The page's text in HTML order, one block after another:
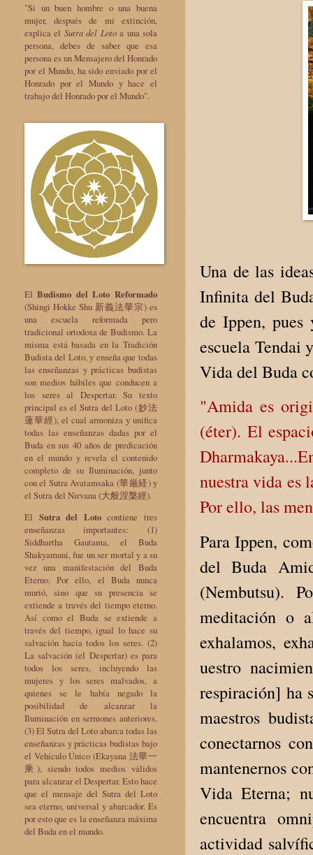
Una de las
Infinita del
de Ippen, pues
escuela Tendai
Vida del Buda
"Amida es
(éter). El
nuestra vida es
Por ello, las
Para Ippen,
del Buda
(Nembutsu).
meditación o
exhalamos,
uestro
respiración] ha
maestros
conectarnos
mantenernos
Vida Eterna;
encuentra
actividad
"Si un buen hombre o una buena
mujer, después de mi extinción,
explica el Sutra del Lotoa una sola
persona, debes de saber que esa
persona es un Mensajero del Honrado
por el Mundo, ha sido enviado por el
Honrado por el Mundo y hace el
trabajo del Honrado por el Mundo".
ElBudismo del Loto Reformado
(Shingi Hokke Shu 新義法華宗) es
una escuela reformada pero
tradicional ortodoxa de Budismo. La
misma está basada en la Tradición
Budista del Loto, y enseña que todas
las enseñanzas y prácticas budistas
son medios hábiles que conducen a
los seres al Despertar. Su texto
principal es el Sutra del Loto (妙法
蓮華經), el cual armoniza y unifica
todas las enseñanzas dadas por el
Buda en sus 40 años de predicación
en el mundo y revela el contenido
completo de su Iluminación, junto
con el Sutra Avatamsaka (華厳経) y
el Sutra del Nirvana (大般涅槃經).
El Sutra del Lotocontiene tres
enseñanzas importantes: (1)
Siddhartha Gautama, el Buda
Shakyamuni, fue un ser mortal y a su
vez una manifestación del Buda
Eterno. Por ello, el Buda nunca
murió, sino que su presencia se
extiende a través del tiempo eterno.
Así como el Buda se extiende a
través del tiempo, igual lo hace su
salvación hacia todos los seres. (2)
La salvación (el Despertar) es para
todos los seres, incluyendo las
mujeres y los seres malvados, a
quienes se le había negado la
posibilidad de alcanzar la
Iluminación en sermones anteriores.
(3) El Sutra del Loto abarca todas las
enseñanzas y prácticas budistas bajo
el Vehículo Único (Ekayana 法華一
乘), siendo todos medios válidos
para alcanzar el Despertar. Esto hace
que el mensaje del Sutra del Loto
sea eterno, universal y abarcador. Es
por esto que es la enseñanza máxima
del Buda en el mundo.